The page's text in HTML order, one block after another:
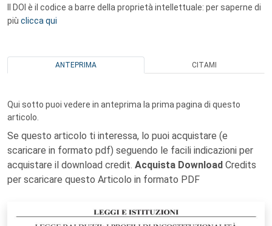
Il DOI è il codice a barre della proprietà intellettuale: per saperne di
più clicca qui
ANTEPRIMA CITAMI
Qui sotto puoi vedere in anteprima la prima pagina di questo
articolo.
Se questo articolo ti interessa, lo puoi acquistare (e
scaricare in formato pdf) seguendo le facili indicazioni per
acquistare il download credit. Acquista Download Credits
per scaricare questo Articolo in formato PDF